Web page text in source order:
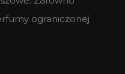
ograniczonej